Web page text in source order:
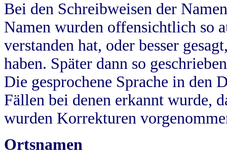
Bei den Schreibweisen der
Namen wurden offensichtlich so
verstanden hat, oder besser
haben. Später dann so
Die gesprochene Sprache in
Fällen bei denen erkannt wurde,
wurden Korrekturen
Ortsnamen